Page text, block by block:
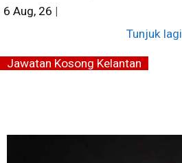
6 Aug, 26 |
Tunjuk lagi
Jawatan Kosong Kelantan